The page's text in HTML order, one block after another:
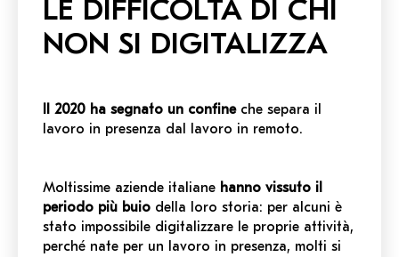
LE DIFFICOLTÀ DI CHI
NON SI DIGITALIZZA
Il 2020 ha segnato un confineche separa il
lavoro in presenza dal lavoro in remoto.
Moltissime aziende italiane hanno vissuto il
periodo più buio della loro storia: per alcuni è
stato impossibile digitalizzare le proprie attività,
perché nate per un lavoro in presenza, molti si